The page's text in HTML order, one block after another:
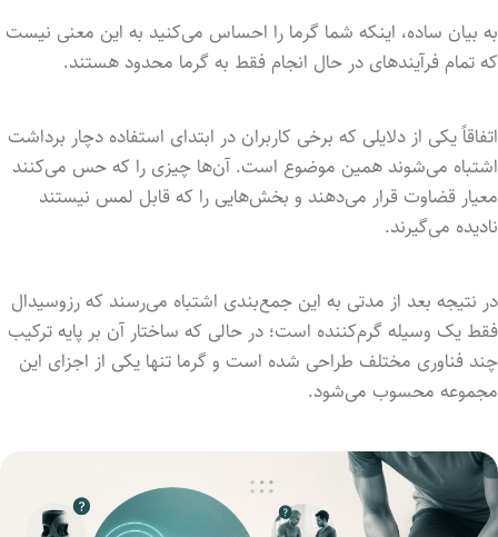
به بیان ساده، اینکه شما گرما را احساس می‌کنید به این معنی نیست
که تمام فرآیندهای در حال انجام فقط به گرما محدود هستند.
اتفاقاً یکی از دلایلی که برخی کاربران در ابتدای استفاده دچار برداشت
اشتباه می‌شوند همین موضوع است. آن‌ها چیزی را که حس می‌کنند
معیار قضاوت قرار می‌دهند و بخش‌هایی را که قابل لمس نیستند
نادیده می‌گیرند.
در نتیجه بعد از مدتی به این جمع‌بندی اشتباه می‌رسند که رزوسیدال
فقط یک وسیله گرم‌کننده است؛ در حالی که ساختار آن بر پایه ترکیب
چند فناوری مختلف طراحی شده است و گرما تنها یکی از اجزای این
مجموعه محسوب می‌شود.